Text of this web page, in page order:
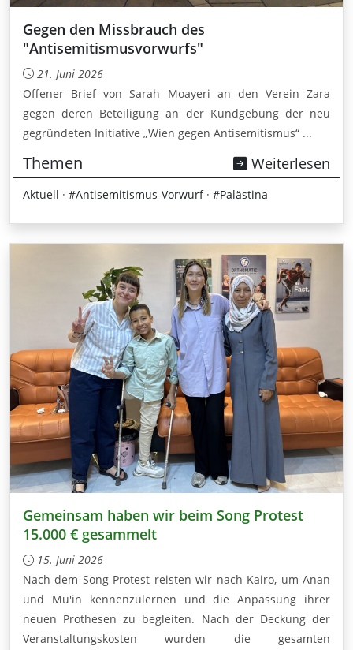
Gegen den Missbrauch des
"Antisemitismusvorwurfs"
21. Juni 2026
Offener Brief von Sarah Moayeri an den Verein Zara
gegen deren Beteiligung an der Kundgebung der neu
gegründeten Initiative „Wien gegen Antisemitismus“ ...
Themen Weiterlesen
Aktuell · #Antisemitismus-Vorwurf· #Palästina
Gemeinsam haben wir beim Song Protest
15.000 € gesammelt
15. Juni 2026
Nach dem Song Protest reisten wir nach Kairo, um Anan
und Mu'in kennenzulernen und die Anpassung ihrer
neuen Prothesen zu begleiten. Nach der Deckung der
Veranstaltungskosten wurden die gesamten